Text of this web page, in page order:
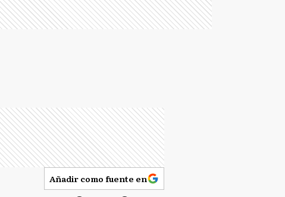
Añadir como fuente en